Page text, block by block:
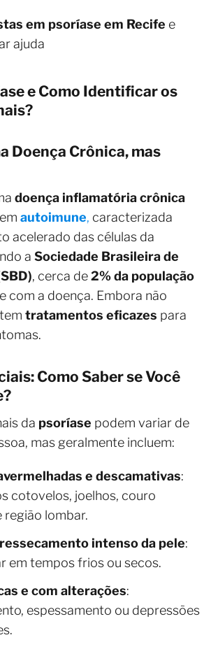
em psoríase em Recife e
ajuda
e Como Identificar os
Doença Crônica, mas
doença inflamatória crônica
autoimune, caracterizada
acelerado das células da
a Sociedade Brasileira de
, cerca de2% da população
com a doença. Embora não
tratamentos eficazes para
Como Saber se Você
da psoríase podem variar de
mas geralmente incluem:
e descamativas:
cotovelos, joelhos, couro
região lombar.
intenso da pele:
em tempos frios ou secos.
e com alterações:
espessamento ou depressões